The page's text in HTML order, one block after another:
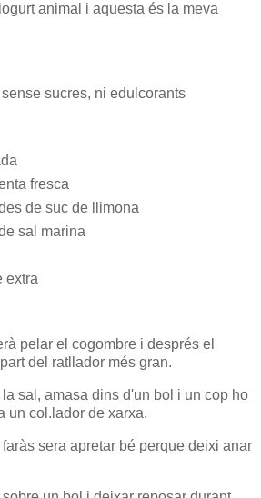
animal i aquesta és la meva
sucres, ni edulcorants
fresca
de suc de llimona
sal marina
extra
pelar el cogombre i després el
del ratllador més gran.
sal, amasa dins d'un bol i un cop ho
un col.lador de xarxa.
sera apretar bé perque deixi anar